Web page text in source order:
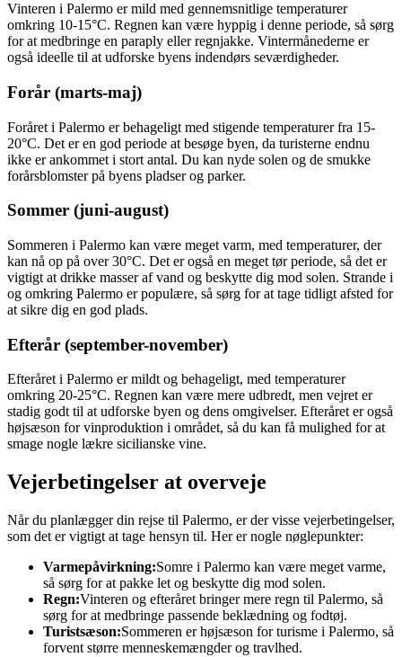
Vinteren i Palermo er mild med gennemsnitlige temperaturer
omkring 10-15°C. Regnen kan være hyppig i denne periode, så sørg
for at medbringe en paraply eller regnjakke. Vintermånederne er
også ideelle til at udforske byens indendørs seværdigheder.
Forår (marts-maj)
Foråret i Palermo er behageligt med stigende temperaturer fra 15-
20°C. Det er en god periode at besøge byen, da turisterne endnu
ikke er ankommet i stort antal. Du kan nyde solen og de smukke
forårsblomster på byens pladser og parker.
Sommer (juni-august)
Sommeren i Palermo kan være meget varm, med temperaturer, der
kan nå op på over 30°C. Det er også en meget tør periode, så det er
vigtigt at drikke masser af vand og beskytte dig mod solen. Strande i
og omkring Palermo er populære, så sørg for at tage tidligt afsted for
at sikre dig en god plads.
Efterår (september-november)
Efteråret i Palermo er mildt og behageligt, med temperaturer
omkring 20-25°C. Regnen kan være mere udbredt, men vejret er
stadig godt til at udforske byen og dens omgivelser. Efteråret er også
højsæson for vinproduktion i området, så du kan få mulighed for at
smage nogle lækre sicilianske vine.
Vejerbetingelser at overveje
Når du planlægger din rejse til Palermo, er der visse vejerbetingelser,
som det er vigtigt at tage hensyn til. Her er nogle nøglepunkter:
Varmepåvirkning:Somre i Palermo kan være meget varme,
så sørg for at pakke let og beskytte dig mod solen.
Regn:Vinteren og efteråret bringer mere regn til Palermo, så
sørg for at medbringe passende beklædning og fodtøj.
Turistsæson:Sommeren er højsæson for turisme i Palermo, så
forvent større menneskemængder og travlhed.